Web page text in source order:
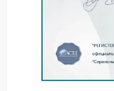
электроники.
очистить
убедиться в
не вскрывать
При ремонте